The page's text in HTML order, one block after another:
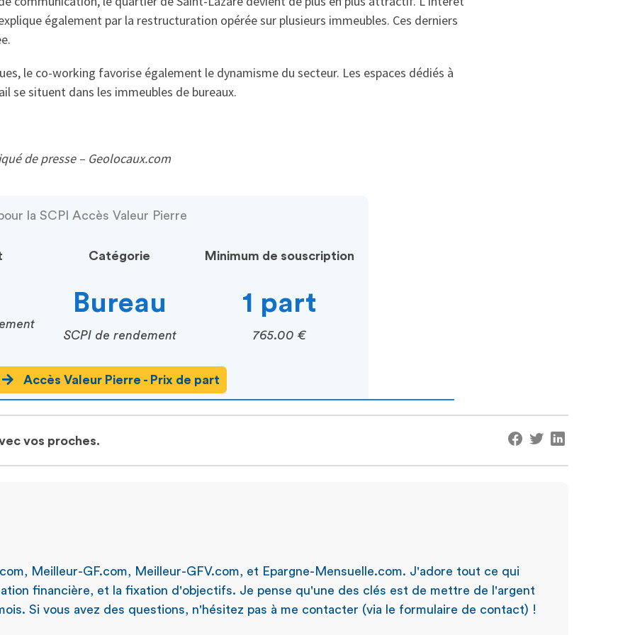
également par la restructuration opérée sur plusieurs immeubles. Ces derniers
le co-working favorise également le dynamisme du secteur. Les espaces dédiés à
se situent dans les immeubles de bureaux.
de presse – Geolocaux.com
la SCPI Accès Valeur Pierre
Catégorie
Bureau
SCPI de rendement
Minimum de souscription
1 part
765.00 €
Accès Valeur Pierre - Prix de part
vos proches.
Meilleur-GF.com, Meilleur-GFV.com, et Epargne-Mensuelle.com. J'adore tout ce qui
financière, et la fixation d'objectifs. Je pense qu'une des clés est de mettre de l'argent
Si vous avez des questions, n'hésitez pas à me contacter (via le formulaire de contact) !